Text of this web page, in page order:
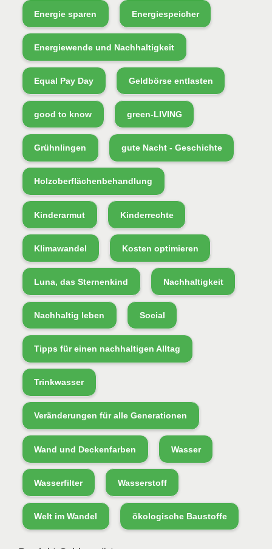
Energie sparen Energiespeicher
Energiewende und Nachhaltigkeit
Equal Pay Day Geldbörse entlasten
good to know green-LIVING
Grühnlingen gute Nacht - Geschichte
Holzoberflächenbehandlung
Kinderarmut Kinderrechte
Klimawandel Kosten optimieren
Luna, das Sternenkind Nachhaltigkeit
Nachhaltig leben Social
Tipps für einen nachhaltigen Alltag
Trinkwasser
Veränderungen für alle Generationen
Wand und Deckenfarben Wasser
Wasserfilter Wasserstoff
Welt im Wandel ökologische Baustoffe